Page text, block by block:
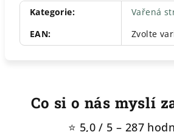
Kategorie:
Vařená
EAN: Zvolte
Co si o nás myslí
⭐ 5,0 / 5 – 287